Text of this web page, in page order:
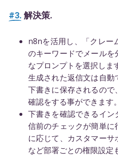
#3. 解決策.
n8nを活用し、「クレー
のキーワードでメール
なプロンプトを選択しま
生成された返信文は自
下書きに保存されるの
確認をする事ができます。
下書きを確認できるイ
信前のチェックが簡単
に応じて、カスタマー
など部署ごとの権限設定